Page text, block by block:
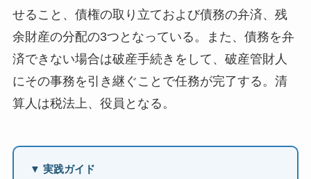
せること、債権の取り立ておよび債務の弁済、残
余財産の分配の3つとなっている。また、債務を弁
済できない場合は破産手続きをして、破産管財人
にその事務を引き継ぐことで任務が完了する。清
算人は税法上、役員となる。
▼ 実践ガイド